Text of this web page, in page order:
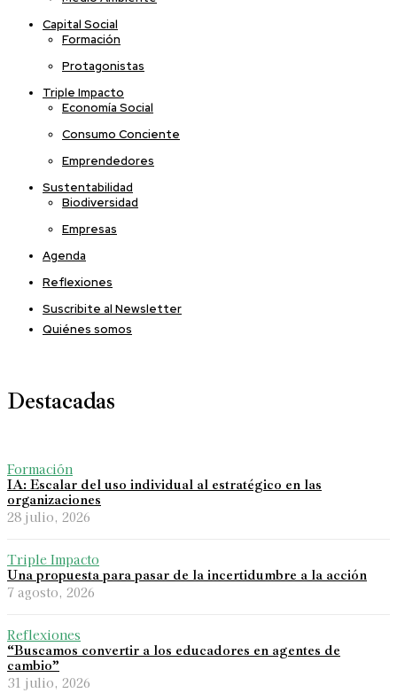
Capital Social
Formación
Protagonistas
Triple Impacto
Economía Social
Consumo Conciente
Emprendedores
Sustentabilidad
Biodiversidad
Empresas
Agenda
Reflexiones
Suscribite al Newsletter
Quiénes somos
Destacadas
Formación
IA: Escalar del uso individual al estratégico en las
organizaciones
28 julio, 2026
Triple Impacto
Una propuesta para pasar de la incertidumbre a la acción
7 agosto, 2026
Reflexiones
“Buscamos convertir a los educadores en agentes de
cambio”
31 julio, 2026